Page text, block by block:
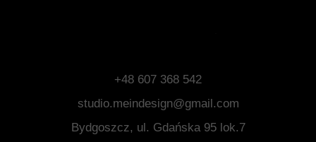
+48 607 368 542
studio.meindesign@gmail.com
Bydgoszcz, ul. Gdańska 95 lok.7